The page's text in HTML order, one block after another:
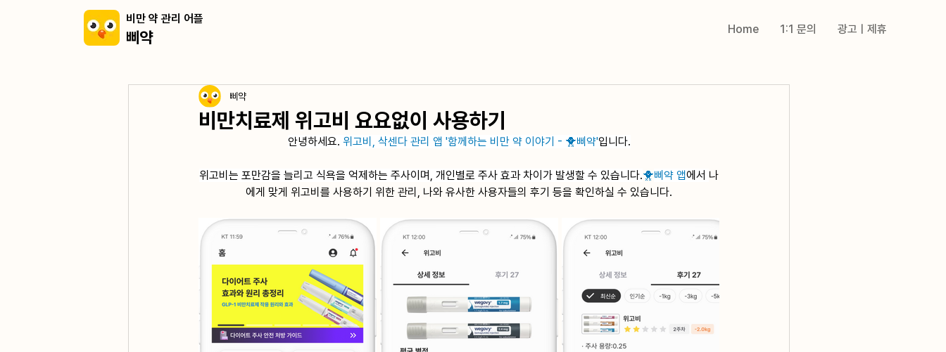
삐약
비만 약 관리 어플
Home 1:1 문의 광고ㅣ제휴
비만치료제 위고비 요요없이 사용하기
삐약
안녕하세요. 위고비, 삭센다 관리 앱 '함께하는 비만 약 이야기 - 🐥삐약'입니다.
위고비는 포만감을 늘리고 식욕을 억제하는 주사이며, 개인별로 주사 효과 차이가 발생할 수 있습니다.🐥삐약 앱에서 나
에게 맞게 위고비를 사용하기 위한 관리, 나와 유사한 사용자들의 후기 등을 확인하실 수 있습니다.